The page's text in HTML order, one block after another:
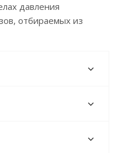
давления
отбираемых из